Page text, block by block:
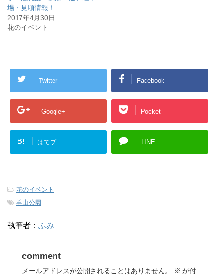
場・見頃情報！
2017年4月30日
花のイベント
Twitter Facebook
Google+ Pocket
B! はてブ LINE
-花のイベント
-羊山公園
執筆者： ふみ
comment
メールアドレスが公開されることはありません。 ※ が付